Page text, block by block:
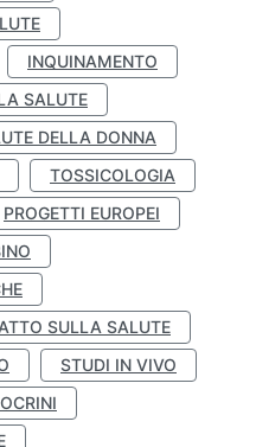
INQUINAMENTO
SALUTE
DELLA DONNA
TOSSICOLOGIA
PROGETTI EUROPEI
SULLA SALUTE
STUDI IN VIVO